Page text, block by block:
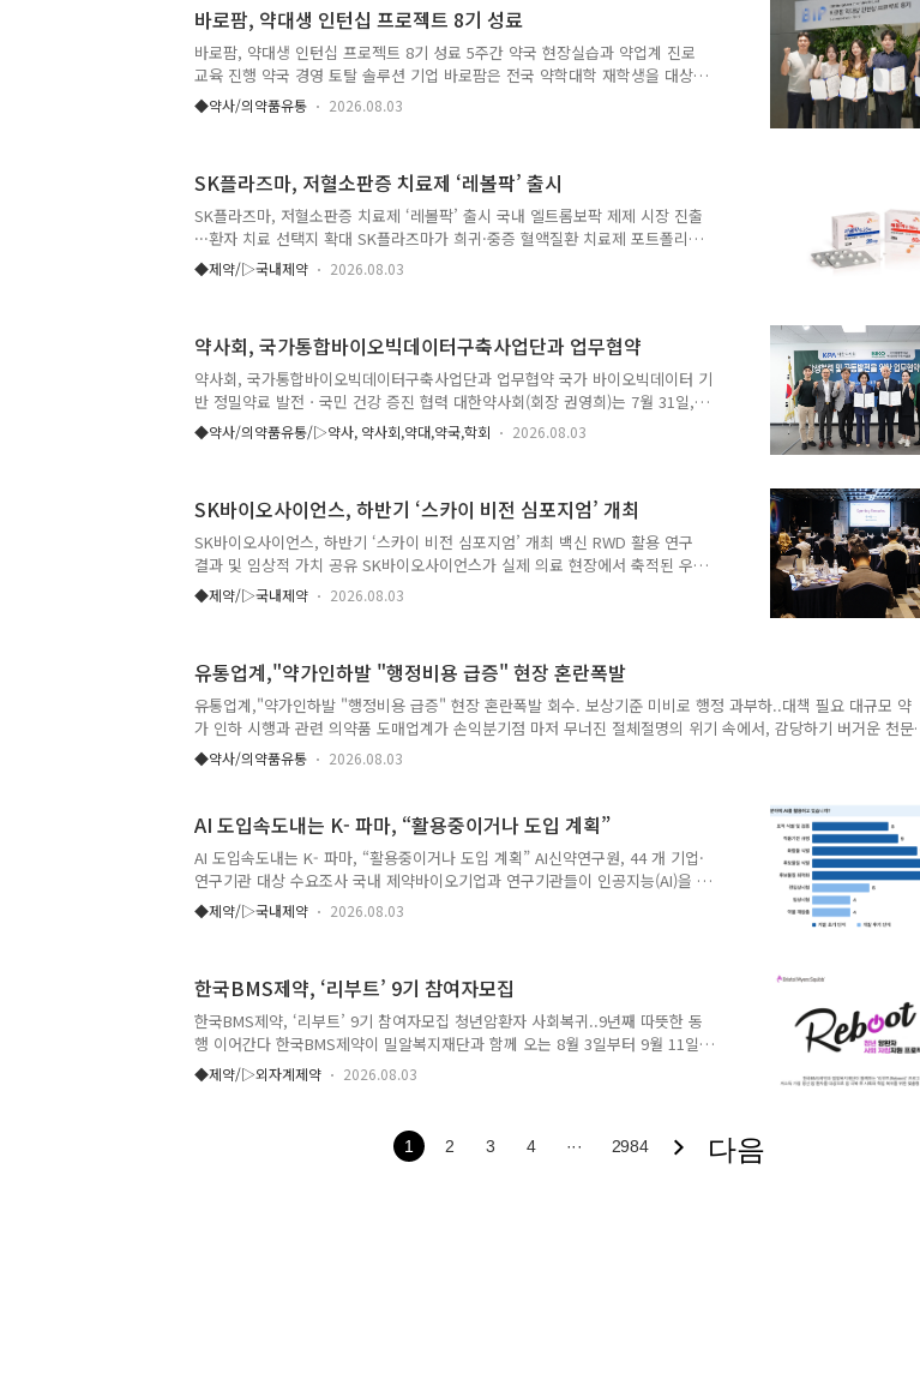
2026년 대회에는 약 1,700명의 학생과 지도교사가 지원했다. 올해 대회는 '달에
서 인류의 건강 문제를 해결한다'를 주제로 열렸다. 참가 학생들은 지구를 넘어
달에서의 인류의 생활을 전제로, 건강과 생명..
바로팜, 약대생 인턴십 프로젝트 8기 성료
바로팜, 약대생 인턴십 프로젝트 8기 성료 5주간 약국 현장실습과 약업계 진로
교육 진행 약국 경영 토탈 솔루션 기업 바로팜은 전국 약학대학 재학생을 대상으
로 운영한 ‘바로팜 약대생 인턴십 프로젝트 8기(BIP, Baropharm Internship
Project)’를 성공적으로 마무리했다고 밝혔다. 이번 인턴십은 6월 29일부터 7월
들과 소통하며 약국 현장에 대한 이해를 높였다. 현장실습과 함께 주간회의와 실
습 평가를 진행해 참가자들이 현장에서 보고 느낀 점을 공유하고, 약국 운영 과
정에서 발견한 과제와 개선 아이디어를 구체화할 수 있도록 했다...
◆약사/의약품유통 2026.08.03
SK플라즈마, 저혈소판증 치료제 ‘레볼팍’ 출시
SK플라즈마, 저혈소판증 치료제 ‘레볼팍’ 출시 국내 엘트롬보팍 제제 시장 진출
···환자 치료 선택지 확대 SK플라즈마가 희귀·중증 혈액질환 치료제 포트폴리
오를 확대했다. SK플라즈마(대표 김승주)는 지난 5월 식품의약품안전처로부터
품목허가를 획득한 ‘레볼팍정 25mg·50mg’에 대한 국내 공급을 본격화한다고 3
품이다. 엘트롬보팍올라민은 골수에서 혈소판 생성을 촉진해 혈소판 수를 늘리
는 기전을 지닌 성분으로 ▲만성 면역성 혈소판감소증 ▲중증 재생불량성 빈혈
치료 등에 사용된다. 면역성 혈소판감소증은 면역체계가 혈소판을 공격해 혈소
판 수가 감소하고..
◆제약/▷국내제약 2026.08.03
약사회, 국가통합바이오빅데이터구축사업단과 업무협약
약사회, 국가통합바이오빅데이터구축사업단과 업무협약 국가 바이오빅데이터 기
반 정밀약료 발전ㆍ국민 건강 증진 협력 대한약사회(회장 권영희)는 7월 31일,
국가통합바이오빅데이터구축사업단과 상생협력 및 공동발전을 위한 업무협약을
체결했다. 이번 협약은 국가통합바이오빅데이터구축사업의 확산과 국민 인식 제
건복지부, 과학기술정보통신부, 산업통상부, 질병관리청 등 4개 부처가 공동 추
진하는 범부처 사업으로, 2032년까지 100만 명 규모의 바이오빅데이터 구축을
목표로 하고 있다. 이를 통해 신약개발, 정밀의료 등 미래 보건의료 연구개발의
핵심 기반을 마련하는 사업이다..
◆약사/의약품유통/▷약사, 약사회,약대,약국,학회 2026.08.03
SK바이오사이언스, 하반기 ‘스카이 비전 심포지엄’ 개최
SK바이오사이언스, 하반기 ‘스카이 비전 심포지엄’ 개최 백신 RWD 활용 연구
결과 및 임상적 가치 공유 SK바이오사이언스가 실제 의료 현장에서 축적된 우수
한 실제임상근거(Real-World Evidence, RWE)를 전국 의료진과 공유하며 자체
개발 백신들의 임상적 가치를 다시 한번 조명했다. SK바이오사이언스는 지난 7
이번 심포지엄에선 독감백신 ‘스카이셀플루’와 대상포진백신 ‘스카이조스터’,
RSV 예방항체의약품 ‘베이포투스’의 최신 임상 연구 결과와 실제 진료 현장에서
축적된 RWE가 소개됐다. 14일 수원 심포지엄은 전국 소아..
◆제약/▷국내제약 2026.08.03
유통업계,"약가인하발 "행정비용 급증" 현장 혼란폭발
유통업계,"약가인하발 "행정비용 급증" 현장 혼란폭발 회수. 보상기준 미비로 행정 과부하..대책 필요 대규모 약
가 인하 시행과 관련 의약품 도매업계가 손익분기점 마저 무너진 절체절명의 위기 속에서, 감당하기 버거운 천문
학적인 행정적 부담까지 홀로 떠안게 되면서 현장의 폭발 직전 갈등이 극에 달하고 있다. 가뜩이나 지속되는 약가
인하 정책의 직격탄을 맞아 유통 마진이 바닥을 드러내며 생존 자체를 위협받고 있는 도매업계는, 약가 인하에 수
야 하는 사면초가에 직면했다. 마진이 충분하다면 어느 정도 감내할 수 있겠지만, 지속되는 마진인하에 적자를 감
수하며 사실상 자원봉사를 하듯 약을 공급해야 하는 기..
◆약사/의약품유통 2026.08.03
AI 도입속도내는 K- 파마, “활용중이거나 도입 계획”
AI 도입속도내는 K- 파마, “활용중이거나 도입 계획” AI신약연구원, 44 개 기업·
연구기관 대상 수요조사 국내 제약바이오기업과 연구기관들이 인공지능(AI)을 신
약개발의 필수 핵심 역량으로 인식하고, 현장 도입과 활용에 속도를 내고 있는
것으로 나타났다 한국제약바이오협회 AI신약연구원은 AI 신약개발전문위원회를
는 산업계의 AI 활용 현황과 인식, 교육 수요를 파악하기 위해 진행됐다. 조사 결
과에 따르면, 전체 응답자 55명 중 절반에 가까운 26명이 현재 신약개발에 AI를
활용하고 있다고 답했다. 활용 방식으로는 내부 직접 활용이 10명..
◆제약/▷국내제약 2026.08.03
한국BMS제약, ‘리부트’ 9기 참여자모집
한국BMS제약, ‘리부트’ 9기 참여자모집 청년암환자 사회복귀..9년째 따뜻한 동
행 이어간다 한국BMS제약이 밀알복지재단과 함께 오는 8월 3일부터 9월 11일까
지 청년 암환자의 사회 복귀와 자립을 지원하는 사회공헌활동 ‘리부트(Reboot)’
제9기 참여자를 모집한다. 최근 20년간 20~39세 암 발생률이 전체 증가율을 웃
이에 따라 치료 이후의 삶까지 고려한 맞춤형 지원의 필요성이 커지는 가운데,
리부트는 암 치료를 마친 청년들이 학업과 진로를 다시 설계하고 일상으로 안전
◆제약/▷외자계제약 2026.08.03
1 2 3 4 ··· 2984 다음